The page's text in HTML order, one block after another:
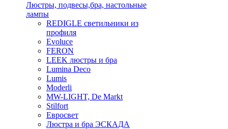
Люстры, подвесы,бра, настольные
лампы
REDIGLE светильники из
профиля
Evoluce
FERON
LEEK люстры и бра
Lumina Deco
Lumis
Moderli
MW-LIGHT, De Markt
Stilfort
Евросвет
Люстра и бра ЭСКАДА